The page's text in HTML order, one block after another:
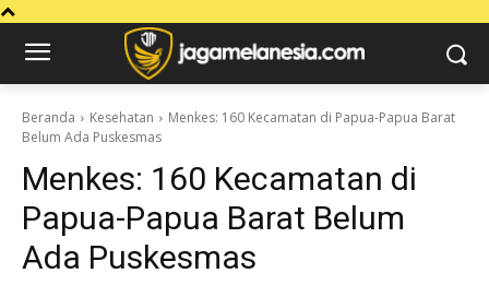
Beranda Kesehatan
Menkes: 160 Kecamatan di Papua-Papua Barat
Belum Ada Puskesmas
Menkes: 160 Kecamatan di
Papua-Papua Barat Belum
Ada Puskesmas